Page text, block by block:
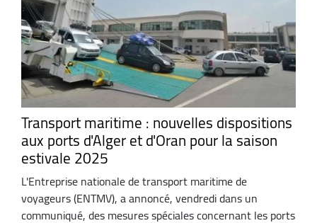
Transport maritime : nouvelles dispositions
aux ports d'Alger et d'Oran pour la saison
estivale 2025
L'Entreprise nationale de transport maritime de
voyageurs (ENTMV), a annoncé, vendredi dans un
communiqué, des mesures spéciales concernant les ports